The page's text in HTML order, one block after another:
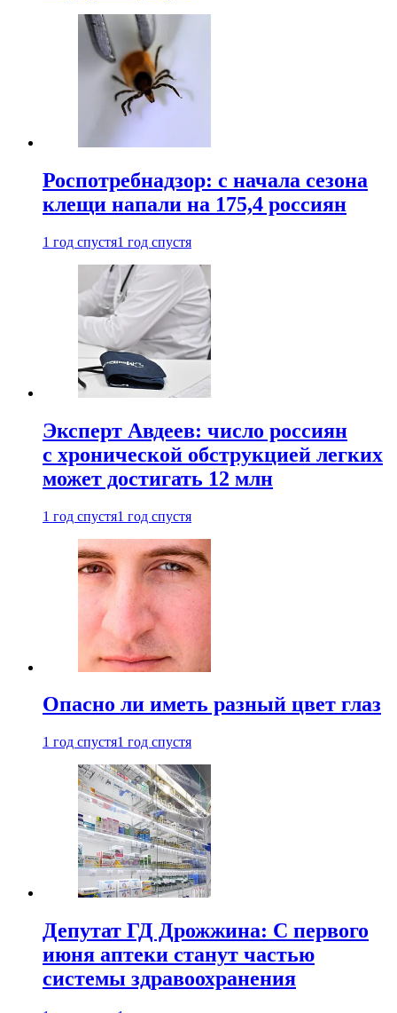
Роспотребнадзор: с начала сезона
клещи напали на 175,4 россиян
1 год спустя1 год спустя
Эксперт Авдеев: число россиян
с хронической обструкцией легких
может достигать 12 млн
1 год спустя1 год спустя
Опасно ли иметь разный цвет глаз
1 год спустя1 год спустя
Депутат ГД Дрожжина: С первого
июня аптеки станут частью
системы здравоохранения